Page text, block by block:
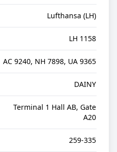
Lufthansa (LH)
LH 1158
AC 9240, NH 7898, UA 9365
DAINY
Terminal 1 Hall AB, Gate
A20
259-335